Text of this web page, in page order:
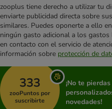
zooplus tiene derecho a utilizar tu
enviarte publicidad directa sobre
similares. Puedes oponerte a ello
ningún gasto adicional a los
en contacto con el servicio de
información sobre protección de
333
zooPuntos por
suscribirte
¡No te
novedades!